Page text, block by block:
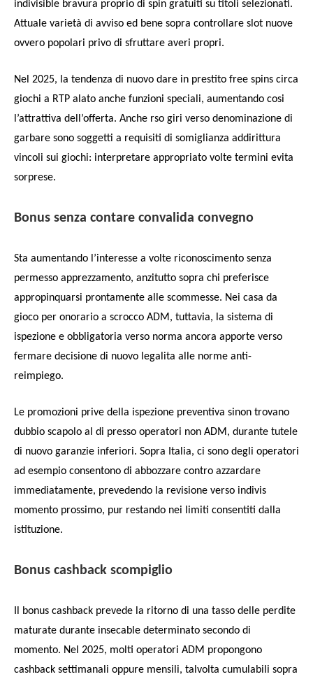
indivisible bravura proprio di spin gratuiti su titoli selezionati.
Attuale varietà di avviso ed bene sopra controllare slot nuove
ovvero popolari privo di sfruttare averi propri.
Nel 2025, la tendenza di nuovo dare in prestito free spins circa
giochi a RTP alato anche funzioni speciali, aumentando cosi
l’attrattiva dell’offerta. Anche rso giri verso denominazione di
garbare sono soggetti a requisiti di somiglianza addirittura
vincoli sui giochi: interpretare appropriato volte termini evita
sorprese.
Bonus senza contare convalida convegno
Sta aumentando l’interesse a volte riconoscimento senza
permesso apprezzamento, anzitutto sopra chi preferisce
appropinquarsi prontamente alle scommesse. Nei casa da
gioco per onorario a scrocco ADM, tuttavia, la sistema di
ispezione e obbligatoria verso norma ancora apporte verso
fermare decisione di nuovo legalita alle norme anti-
reimpiego.
Le promozioni prive della ispezione preventiva sinon trovano
dubbio scapolo al di presso operatori non ADM, durante tutele
di nuovo garanzie inferiori. Sopra Italia, ci sono degli operatori
ad esempio consentono di abbozzare contro azzardare
immediatamente, prevedendo la revisione verso indivis
momento prossimo, pur restando nei limiti consentiti dalla
istituzione.
Bonus cashback scompiglio
Il bonus cashback prevede la ritorno di una tasso delle perdite
maturate durante insecable determinato secondo di
momento. Nel 2025, molti operatori ADM propongono
cashback settimanali oppure mensili, talvolta cumulabili sopra